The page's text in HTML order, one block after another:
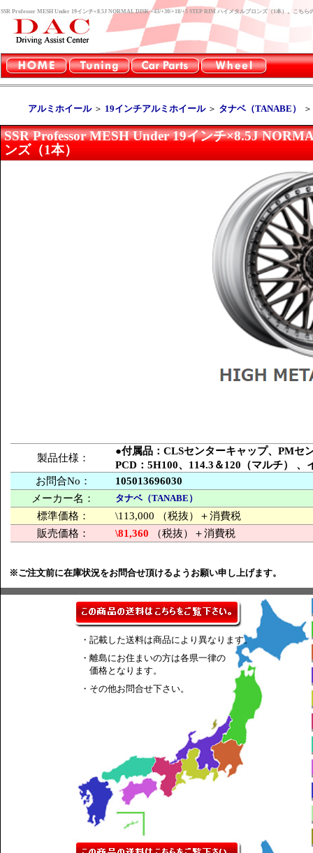
SSR Professor MESH Under 19インチ×8.5J NORMAL DISK +43/+30/+18/+5 STEP RIM ハイメタルブロンズ（1本）。こち
アルミホイール＞ 19インチアルミホイール＞ タナベ（TANABE）
SSR Professor MESH Under 19インチ×8.5J
ンズ（1本）
製品仕様：
●付属品：CLSセンターキャップ、PM
PCD：5H100、114.3＆120（マルチ） 、
お問合No：
105013696030
メーカー名：
タナベ（TANABE）
標準価格：
\113,000 （税抜）＋消費税
販売価格：
\81,360 （税抜）＋消費税
※ご注文前に在庫状況をお問合せ頂けるようお願い申し上げます。
・記載した送料は商品により異なります。
・離島にお住まいの方は各県一律の
価格となります。
・その他お問合せ下さい。